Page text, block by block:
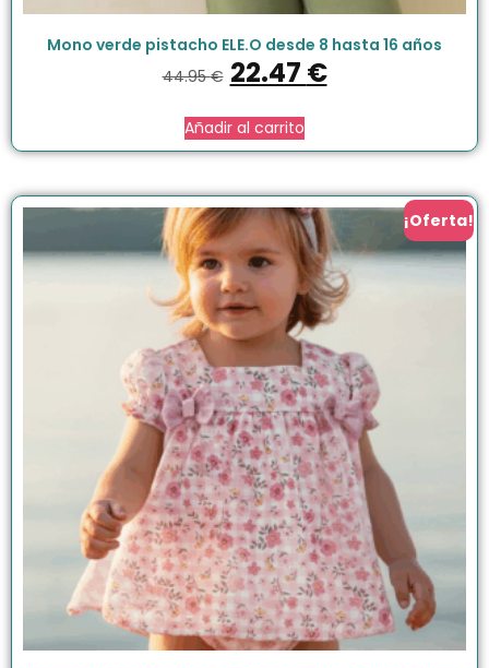
Mono verde pistacho ELE.O desde 8 hasta 16 años
44.95€ 22.47 €
Añadir al carrito
¡Oferta!